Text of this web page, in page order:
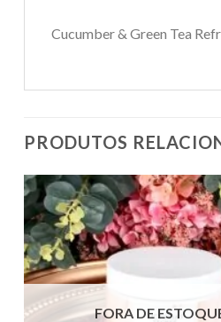
Cucumber & Green Tea
PRODUTOS
FORA DE